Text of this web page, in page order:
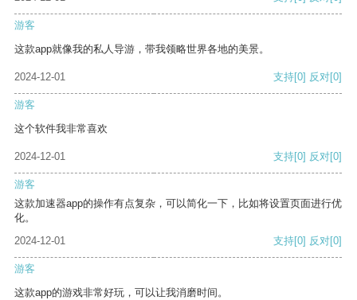
游客
这款app就像我的私人导游，带我领略世界各地的美景。
2024-12-01 支持[0] 反对[0]
游客
这个软件我非常喜欢
2024-12-01 支持[0] 反对[0]
游客
这款加速器app的操作有点复杂，可以简化一下，比如将设置页面进行优
化。
2024-12-01
支持[0] 反对[0]
游客
这款app的游戏非常好玩，可以让我消磨时间。